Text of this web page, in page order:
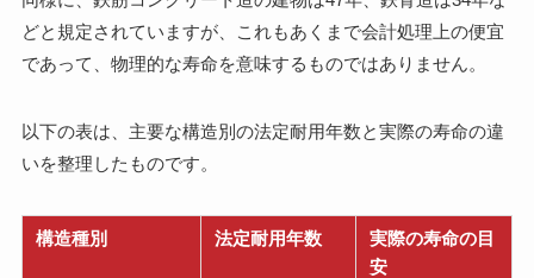
どと規定されていますが、これもあくまで会計処理上の便宜
であって、物理的な寿命を意味するものではありません。
以下の表は、主要な構造別の法定耐用年数と実際の寿命の違
いを整理したものです。
構造種別 法定耐用年数
実際の寿命の目
安